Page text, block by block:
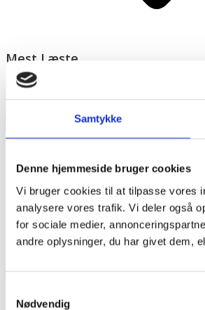
Samtykke
Denne hjemmeside bruger cookies
Vi bruger cookies til at tilpasse vores
analysere vores trafik. Vi deler også
for sociale medier,
andre oplysninger, du har givet dem,
Nødvendig
Mest Læste